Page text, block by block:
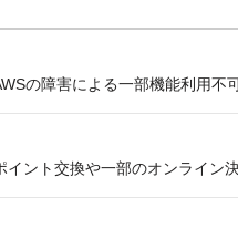
の障害による一部機能利用不
イント交換や一部のオンライン